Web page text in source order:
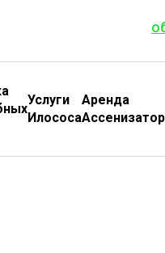
Услуги
Илососа
Аренда